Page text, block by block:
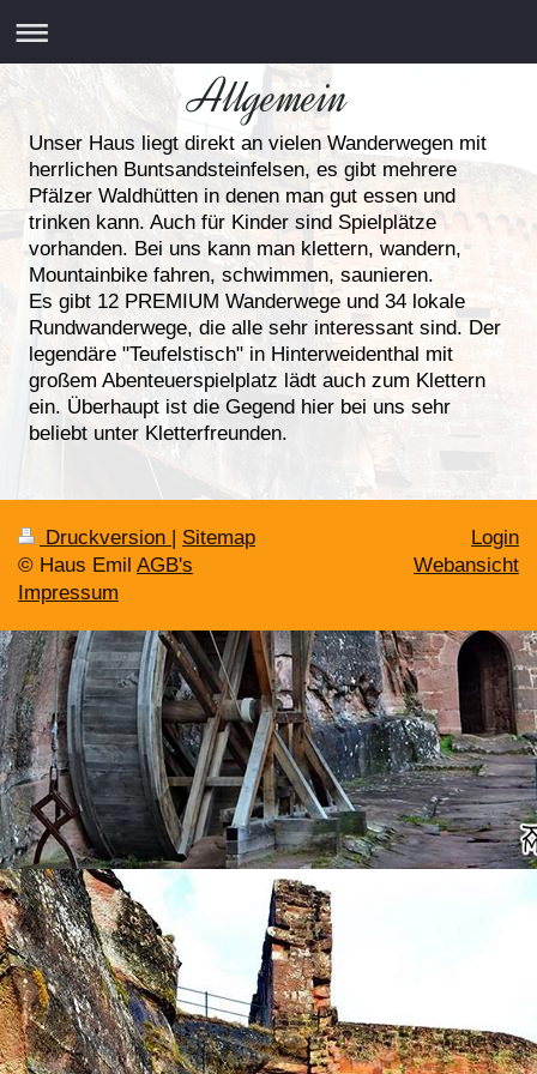
Allgemein
Unser Haus liegt direkt an vielen Wanderwegen mit
herrlichen Buntsandsteinfelsen, es gibt mehrere
Pfälzer Waldhütten in denen man gut essen und
trinken kann. Auch für Kinder sind Spielplätze
vorhanden. Bei uns kann man klettern, wandern,
Mountainbike fahren, schwimmen, saunieren.
Es gibt 12 PREMIUM Wanderwege und 34 lokale
Rundwanderwege, die alle sehr interessant sind. Der
legendäre "Teufelstisch" in Hinterweidenthal mit
großem Abenteuerspielplatz lädt auch zum Klettern
ein. Überhaupt ist die Gegend hier bei uns sehr
beliebt unter Kletterfreunden.
Druckversion | Sitemap
© Haus Emil AGB's
Impressum
Login
Webansicht